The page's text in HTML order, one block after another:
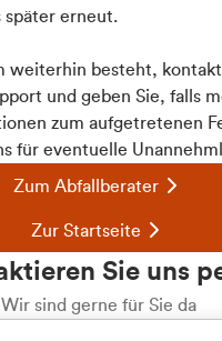
später erneut.
weiterhin besteht,
und geben Sie, falls
zum aufgetretenen
für eventuelle
Zum Abfallberater
Zur Startseite
Sie uns
Wir sind gerne für Sie da